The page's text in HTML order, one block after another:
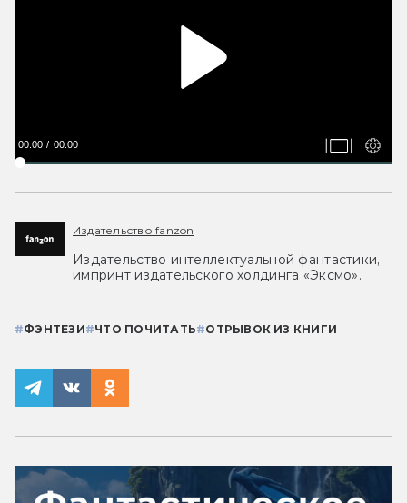
00:00 00:00
Издательство fanzon
Издательство интеллектуальной фантастики,
импринт издательского холдинга «Эксмо».
#ФЭНТЕЗИ#ЧТО ПОЧИТАТЬ#ОТРЫВОК ИЗ КНИГИ